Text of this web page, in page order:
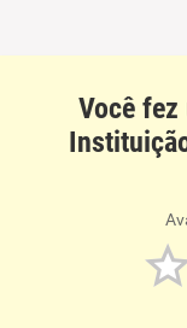
Você fez